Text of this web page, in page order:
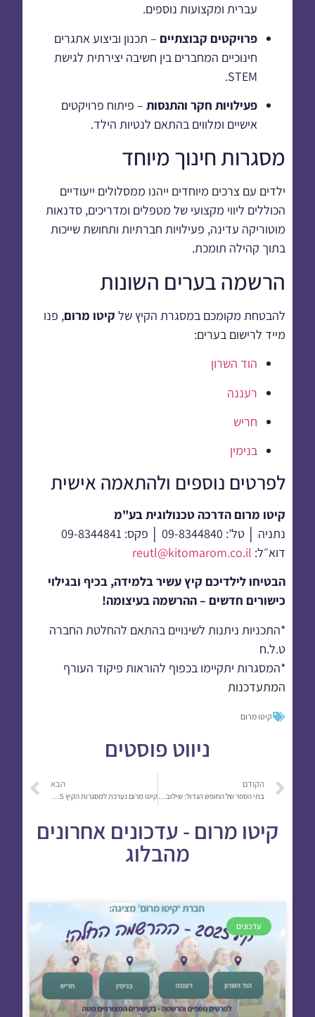
עברית ומקצועות נוספים.
פרויקטים קבוצתיים – תכנון וביצוע אתגרים
חינוכיים המחברים בין חשיבה יצירתית לגישת
STEM.
פעילויות חקר והתנסות – פיתוח פרויקטים
אישיים ומלווים בהתאם לנטיות הילד.
מסגרות חינוך מיוחד
ילדים עם צרכים מיוחדים ייהנו ממסלולים ייעודיים
הכוללים ליווי מקצועי של מטפלים ומדריכים, סדנאות
מוטוריקה עדינה, פעילויות חברתיות ותחושת שייכות
בתוך קהילה תומכת.
הרשמה בערים השונות
להבטחת מקומכם במסגרת הקיץ של קיטו מרום, פנו
מייד לרישום בערים:
הוד השרון
רעננה
חריש
בנימין
לפרטים נוספים ולהתאמה אישית
קיטו מרום הדרכה טכנולוגית בע"מ
נתניה │ טל’: 09-8344840 │ פקס: 09-8344841
דוא״ל: reutl@kitomarom.co.il
הבטיחו לילדיכם קיץ עשיר בלמידה, בכיף ובגילוי
כישורים חדשים – ההרשמה בעיצומה!
*התכניות ניתנות לשינויים בהתאם להחלטת החברה
ט.ל.ח
*המסגרות יתקיימו בכפוף להוראות פיקוד העורף
המתעדכנות
קיטו מרום
ניווט פוסטים
הקודם הבא
קיטו מרום - עדכונים אחרונים
מהבלוג
עדכונים